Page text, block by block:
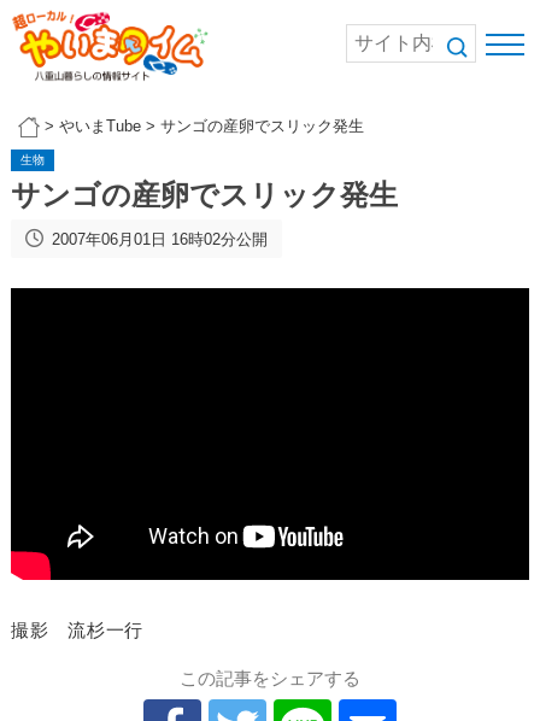
> やいまTube> サンゴの産卵でスリック発生
生物
サンゴの産卵でスリック発生
2007年06月01日 16時02分公開
撮影 流杉一行
この記事をシェアする